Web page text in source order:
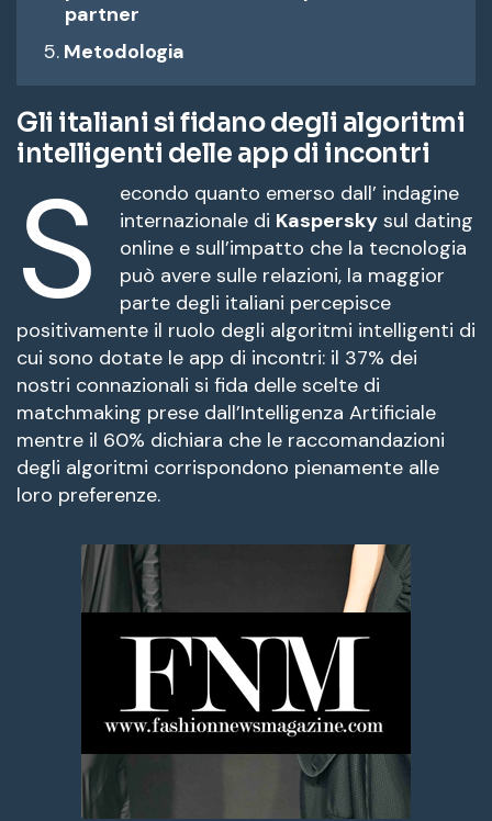
partner
Metodologia
Gli italiani si fidano degli algoritmi
intelligenti delle app di incontri
S
econdo quanto emerso dall’ indagine
internazionale di Kaspersky sul dating
online e sull’impatto che la tecnologia
può avere sulle relazioni, la maggior
parte degli italiani percepisce
positivamente il ruolo degli algoritmi intelligenti di
cui sono dotate le app di incontri: il 37% dei
nostri connazionali si fida delle scelte di
matchmaking prese dall’Intelligenza Artificiale
mentre il 60% dichiara che le raccomandazioni
degli algoritmi corrispondono pienamente alle
loro preferenze.